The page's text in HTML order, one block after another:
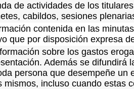
de actividades de los
cabildos, sesiones
contenida en las
que por disposición expresa
sobre los gastos
Además se difundirá
persona que desempeñe
mismos, incluso cuando estas